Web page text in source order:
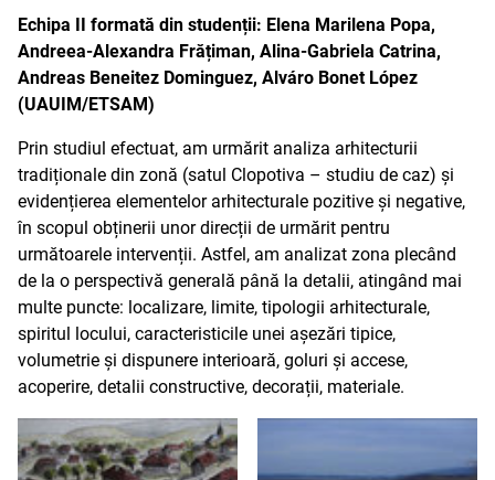
Echipa II formată din studenții: Elena Marilena Popa,
Andreea-Alexandra Frățiman, Alina-Gabriela Catrina,
Andreas Beneitez Dominguez, Alváro Bonet López
(UAUIM/ETSAM)
Prin studiul efectuat, am urmărit analiza arhitecturii
tradiționale din zonă (satul Clopotiva – studiu de caz) și
evidențierea elementelor arhitecturale pozitive și negative,
în scopul obținerii unor direcții de urmărit pentru
următoarele intervenții. Astfel, am analizat zona plecând
de la o perspectivă generală până la detalii, atingând mai
multe puncte: localizare, limite, tipologii arhitecturale,
spiritul locului, caracteristicile unei așezări tipice,
volumetrie și dispunere interioară, goluri și accese,
acoperire, detalii constructive, decorații, materiale.